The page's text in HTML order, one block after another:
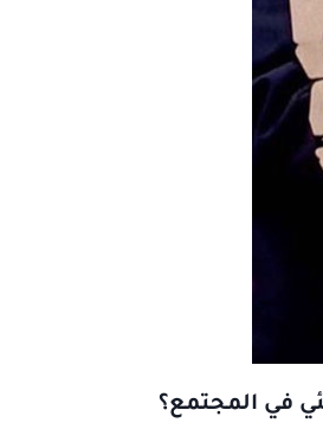
في المجتمع؟